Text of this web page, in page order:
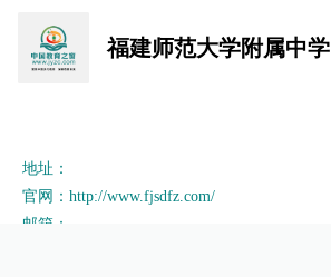
福建师范大学附属中学
地址：
官网：http://www.fjsdfz.com/
邮箱：